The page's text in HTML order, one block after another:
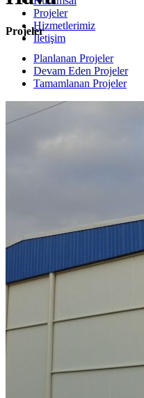
Projeler
Hizmetlerimiz
İletişim
Projeler
Planlanan Projeler
Devam Eden Projeler
Tamamlanan Projeler